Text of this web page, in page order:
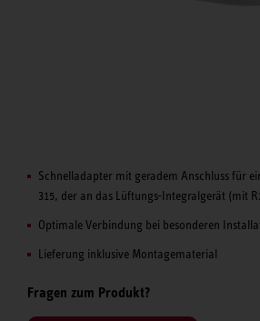
Schnelladapter mit geradem Anschluss für
315, der an das Lüftungs-Integralgerät (mit
Optimale Verbindung bei besonderen
Lieferung inklusive Montagematerial
Fragen zum Produkt?